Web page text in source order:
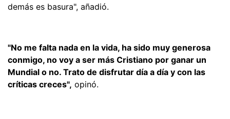
demás es basura", añadió.
"No me falta nada en la vida, ha sido muy generosa
conmigo, no voy a ser más Cristiano por ganar un
Mundial o no. Trato de disfrutar día a día y con las
críticas creces", opinó.